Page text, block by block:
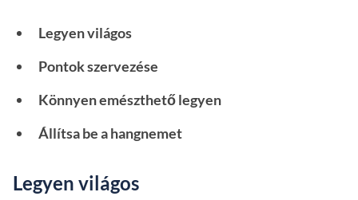
Legyen világos
Pontok szervezése
Könnyen emészthető legyen
Állítsa be a hangnemet
Legyen világos